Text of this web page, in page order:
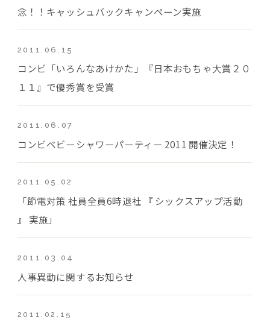
念！！キャッシュバックキャンペーン実施
2011.06.15
コンビ「いろんなあけかた」『日本おもちゃ大賞２０
１１』で優秀賞を受賞
2011.06.07
コンビベビーシャワーパーティー 2011 開催決定！
2011.05.02
「節電対策 社員全員6時退社 『 シックスアップ活動
』 実施」
2011.03.04
人事異動に関するお知らせ
2011.02.15